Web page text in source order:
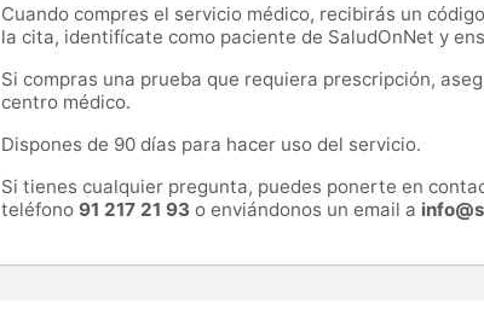
Cuando compres el servicio médico, recibirás un
la cita, identifícate como paciente de SaludOnNet y
Si compras una prueba que requiera prescripción,
centro médico.
Dispones de 90 días para hacer uso del servicio.
Si tienes cualquier pregunta, puedes ponerte en
teléfono 91 217 21 93 o enviándonos un email a